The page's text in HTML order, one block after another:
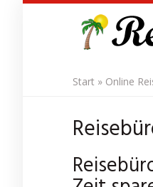
Start » Online